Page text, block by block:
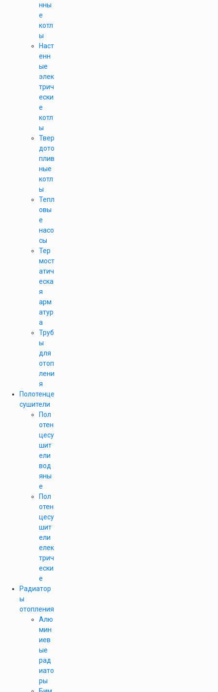
нны
е
котл
ы
Наст
енн
ые
элек
трич
ески
е
котл
ы
Твер
дото
плив
ные
котл
ы
Тепл
овы
е
насо
сы
Тер
мост
атич
еска
я
арм
атур
а
Труб
ы
для
отоп
лени
я
Полотенце
сушители
Пол
отен
цесу
шит
ели
вод
яны
е
Пол
отен
цесу
шит
ели
елек
трич
ески
е
Радиатор
ы
отопления
Алю
мин
иев
ые
рад
иато
ры